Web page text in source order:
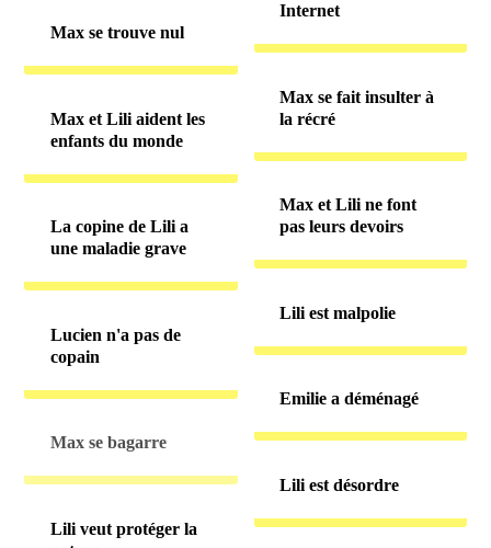
Max se trouve nul
Internet
Max et Lili aident les
enfants du monde
Max se fait insulter à
la récré
La copine de Lili a
une maladie grave
Max et Lili ne font
pas leurs devoirs
Lucien n'a pas de
copain
Lili est malpolie
Max se bagarre
Emilie a déménagé
Lili veut protéger la
Lili est désordre